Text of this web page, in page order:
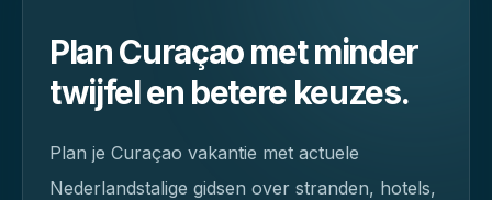
Plan Curaçao met minder
twijfel en betere keuzes.
Plan je Curaçao vakantie met actuele
Nederlandstalige gidsen over stranden, hotels,